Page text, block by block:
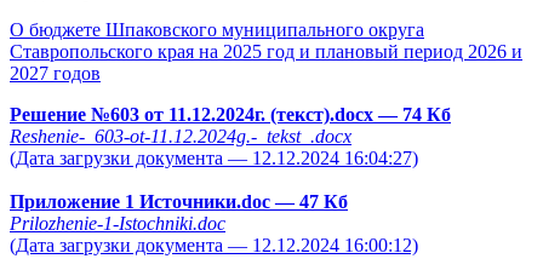
О бюджете Шпаковского муниципального округа
Ставропольского края на 2025 год и плановый период 2026 и
2027 годов
Решение №603 от 11.12.2024г. (текст).docx— 74 Кб
Reshenie-_603-ot-11.12.2024g.-_tekst_.docx
(Дата загрузки документа — 12.12.2024 16:04:27)
Приложение 1 Источники.doc— 47 Кб
Prilozhenie-1-Istochniki.doc
(Дата загрузки документа — 12.12.2024 16:00:12)